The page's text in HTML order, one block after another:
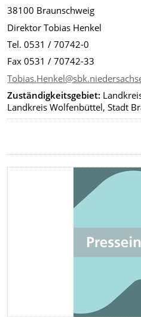
38100 Braunschweig
Direktor Tobias Henkel
Tel. 0531 / 70742-0
Fax 0531 / 70742-33
Zuständigkeitsgebiet:
Landkreis Wolfenbüttel, Stadt